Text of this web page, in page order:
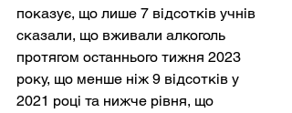
показує, що лише 7 відсотків учнів
сказали, що вживали алкоголь
протягом останнього тижня 2023
року, що менше ніж 9 відсотків у
2021 році та нижче рівня, що